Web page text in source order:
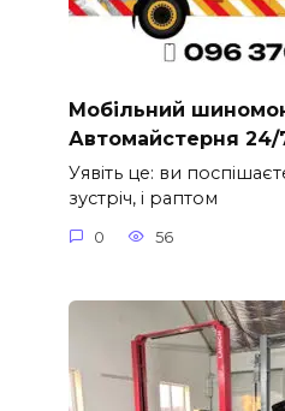
Мобільний
Автомайстерня 24/
Уявіть це: ви
зустріч, і раптом
0 56